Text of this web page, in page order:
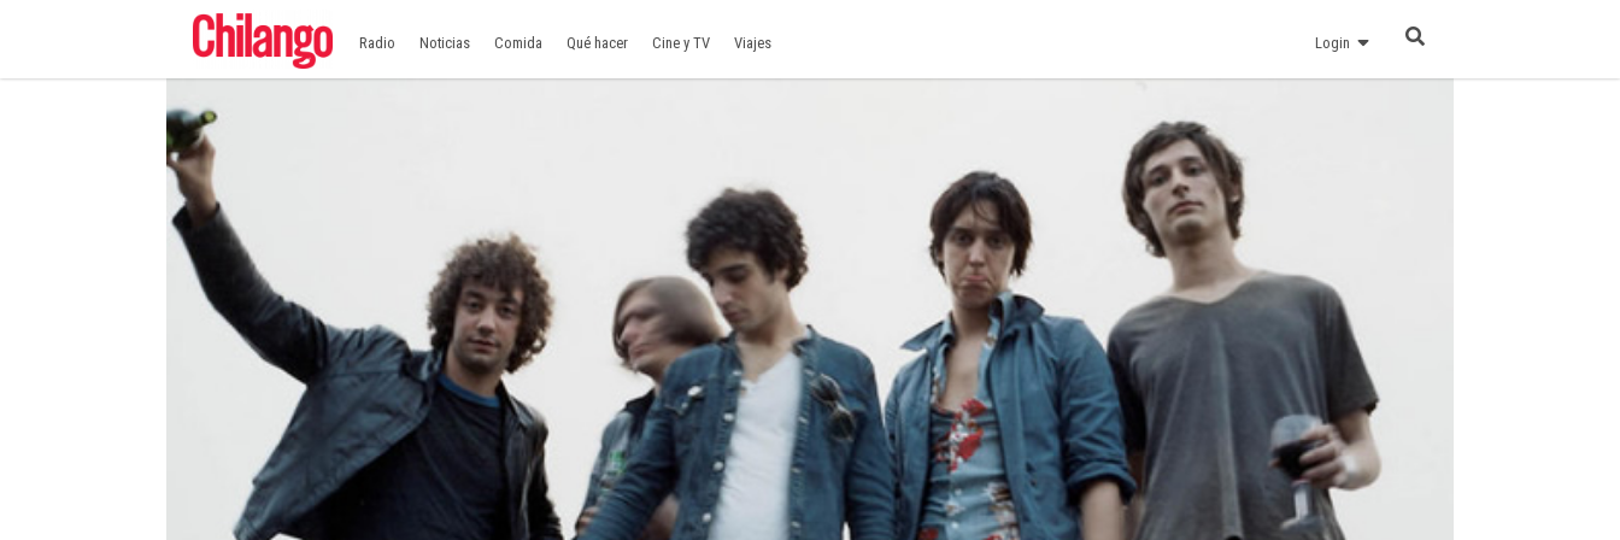
Radio Noticias Comida Qué hacer Cine y TV Viajes Login